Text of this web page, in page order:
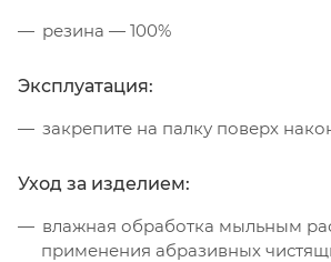
резина — 100%
Эксплуатация:
закрепите на палку поверх
Уход за изделием:
влажная обработка мыльным
применения абразивных